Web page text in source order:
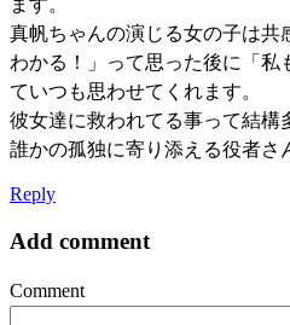
ます。
真帆ちゃんの演じる女の子は共
わかる！」って思った後に「私
ていつも思わせてくれます。
彼女達に救われてる事って結構
誰かの孤独に寄り添える役者さ
Reply
Add comment
Comment